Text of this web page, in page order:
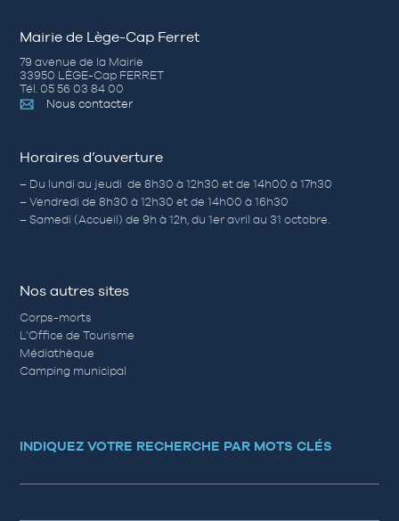
Mairie de Lège-Cap Ferret
79 avenue de la Mairie
33950 LÈGE-Cap FERRET
Tél. 05 56 03 84 00
Nous contacter
Horaires d’ouverture
– Du lundi au jeudi de 8h30 à 12h30 et de 14h00 à 17h30
– Vendredi de 8h30 à 12h30 et de 14h00 à 16h30
– Samedi (Accueil) de 9h à 12h, du 1er avril au 31 octobre.
Nos autres sites
Corps-morts
L’Office de Tourisme
Médiathèque
Camping municipal
INDIQUEZ VOTRE RECHERCHE PAR MOTS CLÉS